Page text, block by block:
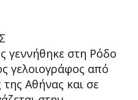
γεννήθηκε στη Ρόδο
γελοιογράφος από
Αθήνας και σε